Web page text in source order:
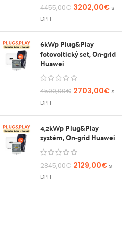
4455,00€ 3202,00€ s
DPH
6kWp Plug&Play
fotovoltický set, On-grid
Huawei
4590,00€ 2703,00€ s
DPH
4,2kWp Plug&Play
systém, On-grid Huawei
2845,00€ 2129,00€ s
DPH